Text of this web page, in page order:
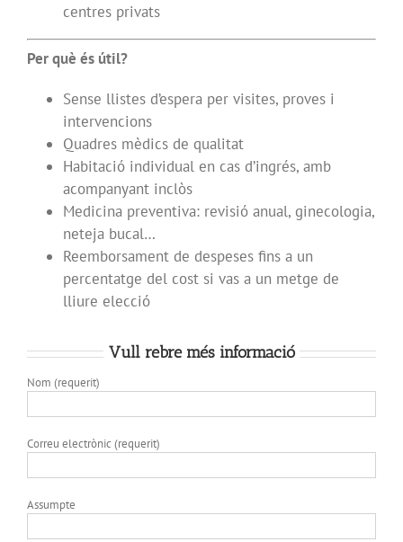
centres privats
Per què és útil?
Sense llistes d’espera per visites, proves i
intervencions
Quadres mèdics de qualitat
Habitació individual en cas d’ingrés, amb
acompanyant inclòs
Medicina preventiva: revisió anual, ginecologia,
neteja bucal…
Reemborsament de despeses fins a un
percentatge del cost si vas a un metge de
lliure elecció
Vull rebre més informació
Nom (requerit)
Correu electrònic (requerit)
Assumpte